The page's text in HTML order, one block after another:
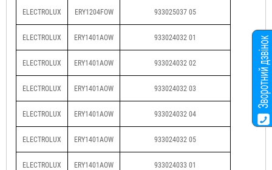
ELECTROLUX ERY1204FOW 933025037 05
ELECTROLUX ERY1401AOW 933024032 01
ELECTROLUX ERY1401AOW 933024032 02
ELECTROLUX ERY1401AOW 933024032 03
ELECTROLUX ERY1401AOW 933024032 04
ELECTROLUX ERY1401AOW 933024032 05
ELECTROLUX ERY1401AOW 933024033 01